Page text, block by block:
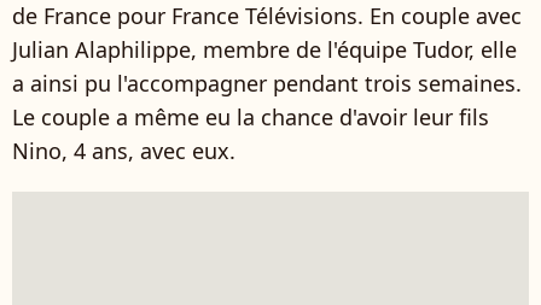
de France pour France Télévisions. En couple avec
Julian Alaphilippe, membre de l'équipe Tudor, elle
a ainsi pu l'accompagner pendant trois semaines.
Le couple a même eu la chance d'avoir leur fils
Nino, 4 ans, avec eux.